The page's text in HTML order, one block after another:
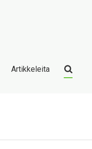
Artikkeleita